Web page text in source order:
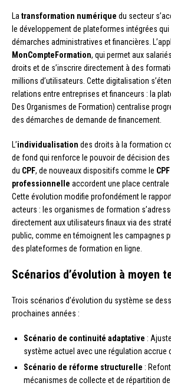
Latransformation numérique du secteur
le développement de plateformes intégrées
démarches administratives et financières.
MonCompteFormation, qui permet aux
droits et de s’inscrire directement à des
millions d’utilisateurs. Cette digitalisation
relations entre entreprises et financeurs : la
Des Organismes de Formation) centralise
des démarches de demande de financement.
L’individualisation des droits à la formation
de fond qui renforce le pouvoir de décision
du CPF, de nouveaux dispositifs comme le
professionnelle accordent une place
Cette évolution modifie profondément le
acteurs : les organismes de formation
directement aux utilisateurs finaux via des
public, comme en témoignent les campagnes
des plateformes de formation en ligne.
Scénarios d’évolution à moyen
Trois scénarios d’évolution du système se
prochaines années :
Scénario de continuité adaptative :
système actuel avec une régulation accrue
Scénario de réforme structurelle :
mécanismes de collecte et de répartition